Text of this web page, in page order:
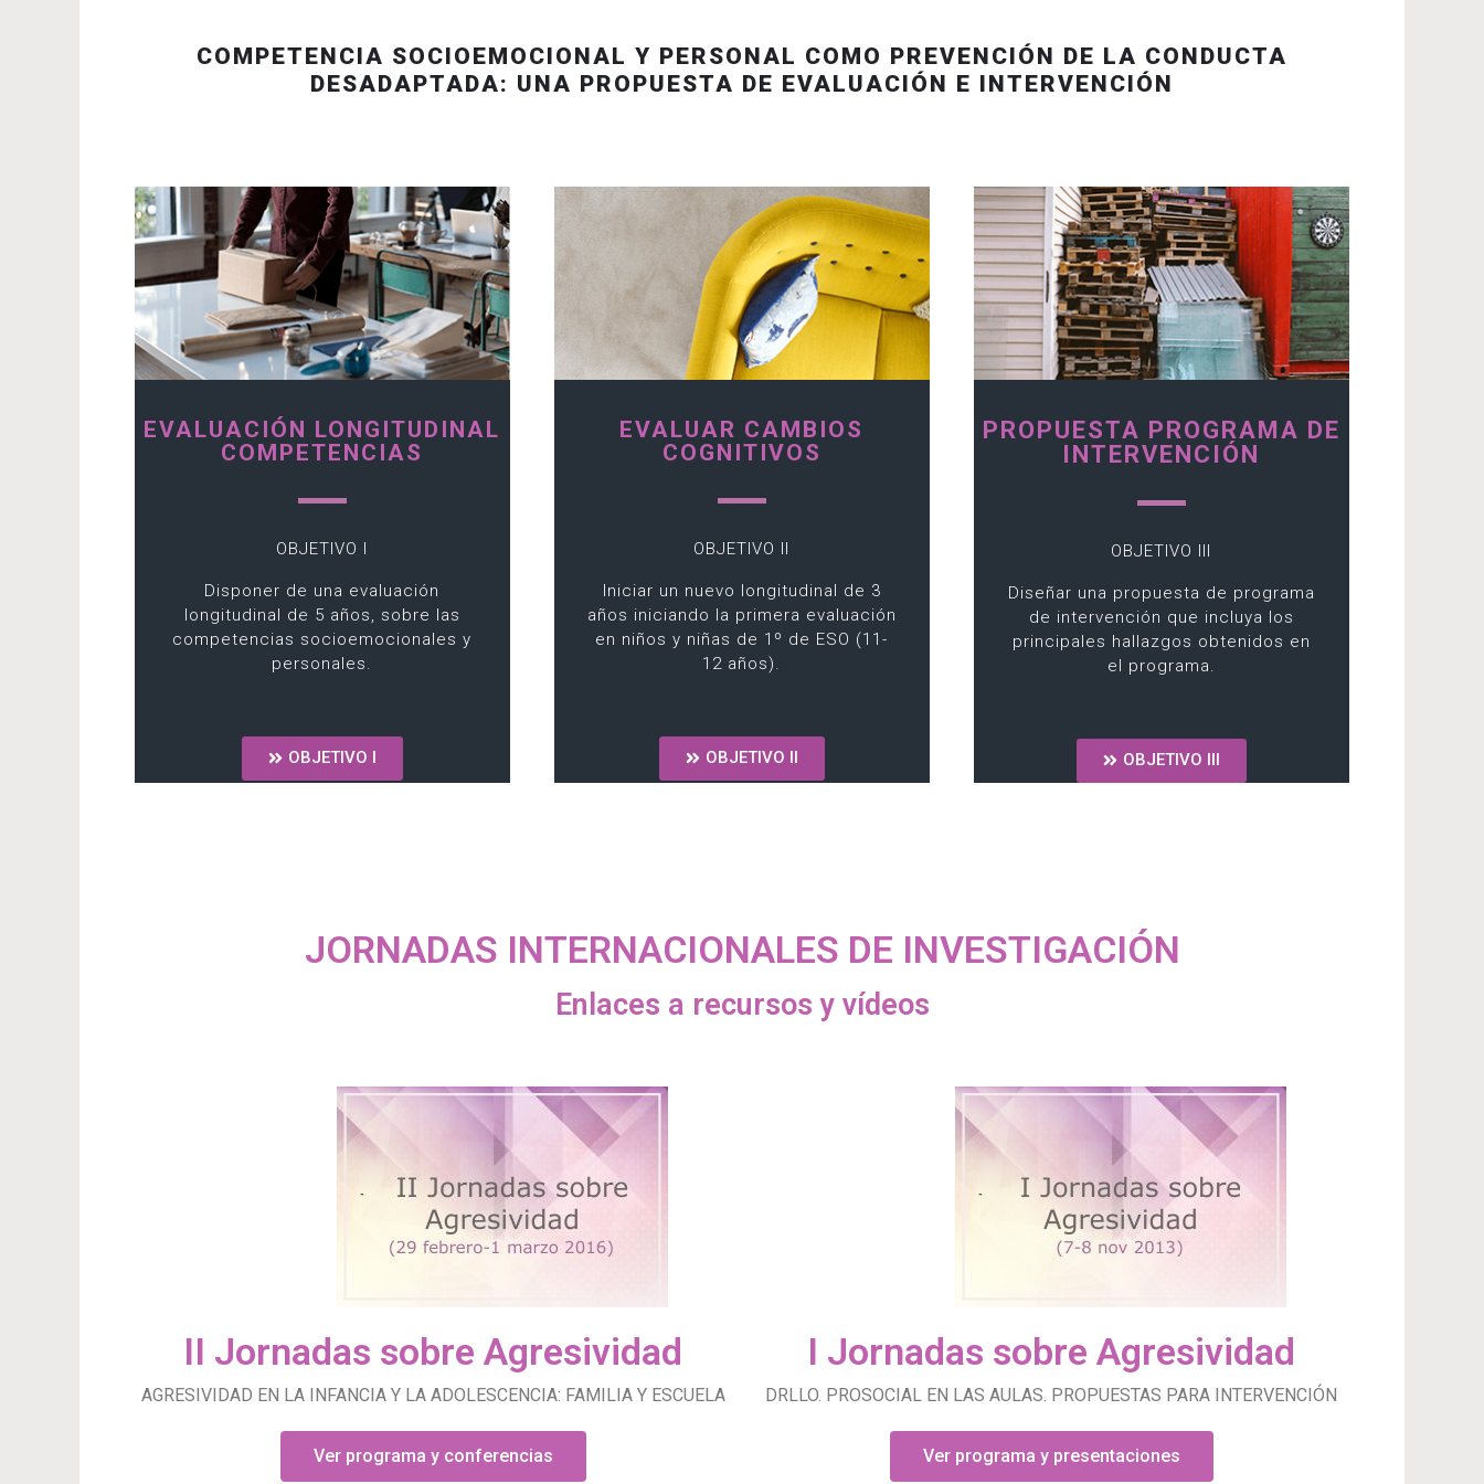
COMPETENCIA SOCIOEMOCIONAL Y PERSONAL COMO PREVENCIÓN DE LA CONDUCTA
DESADAPTADA: UNA PROPUESTA DE EVALUACIÓN E INTERVENCIÓN
EVALUACIÓN LONGITUDINAL
COMPETENCIAS
OBJETIVO I
Disponer de una evaluación
longitudinal de 5 años, sobre las
competencias socioemocionales y
personales.
OBJETIVO I
EVALUAR CAMBIOS
COGNITIVOS
OBJETIVO II
Iniciar un nuevo longitudinal de 3
años iniciando la primera evaluación
en niños y niñas de 1º de ESO (11-
12 años).
OBJETIVO II
PROPUESTA PROGRAMA DE
INTERVENCIÓN
OBJETIVO III
Diseñar una propuesta de programa
de intervención que incluya los
principales hallazgos obtenidos en
el programa.
OBJETIVO III
JORNADAS INTERNACIONALES DE INVESTIGACIÓN
Enlaces a recursos y vídeos
II Jornadas sobre Agresividad
AGRESIVIDAD EN LA INFANCIA Y LA ADOLESCENCIA: FAMILIA Y ESCUELA
Ver programa y conferencias
I Jornadas sobre Agresividad
DRLLO. PROSOCIAL EN LAS AULAS. PROPUESTAS PARA INTERVENCIÓN
Ver programa y presentaciones